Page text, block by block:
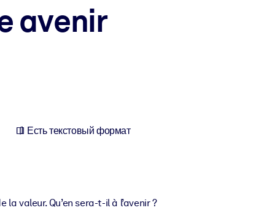
avenir
Есть текстовый формат
valeur. Qu’en sera-t-il à l’avenir ?